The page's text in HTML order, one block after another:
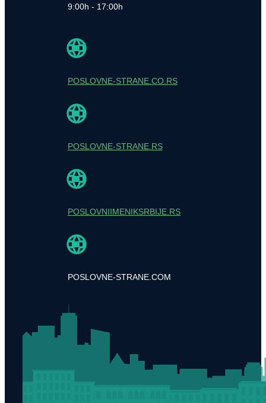
9:00h - 17:00h
POSLOVNE-STRANE.CO.RS
POSLOVNE-STRANE.RS
POSLOVNIIMENIKSRBIJE.RS
POSLOVNE-STRANE.COM